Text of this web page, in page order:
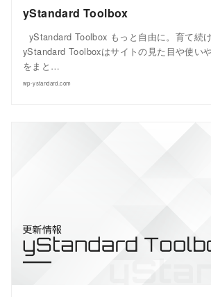
yStandard Toolbox
yStandard Toolbox もっと自由に。育て続
yStandard Toolboxはサイトの見た目や使い
をまと…
wp-ystandard.com